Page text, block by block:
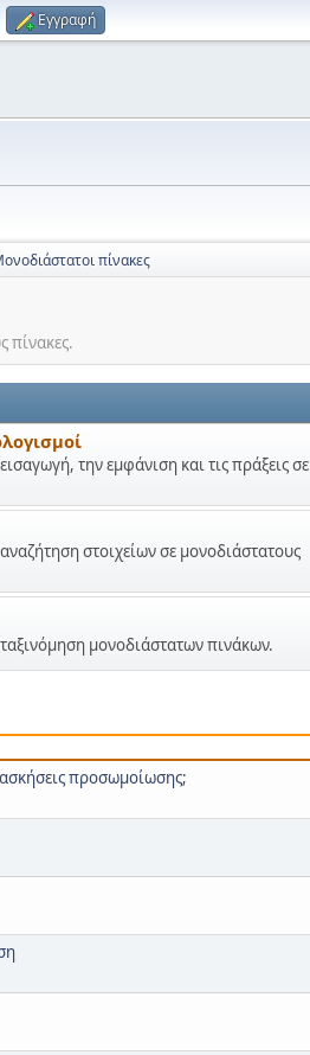
Εγγραφή
πίνακες
πίνακες.
την εμφάνιση και τις πράξεις σε
στοιχείων σε μονοδιάστατους
ταξινόμηση μονοδιάστατων πινάκων.
προσωμοίωσης;